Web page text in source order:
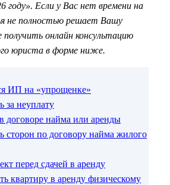
году». Если у Вас нет времени на
не полностью решает Вашу
онлайн консультацию
юриста в форме ниже.
ИП на «упрощенке»
за неуплату
договоре найма или аренды
сторон по договору найма жилого
перед сдачей в аренду
квартиру в аренду физическому